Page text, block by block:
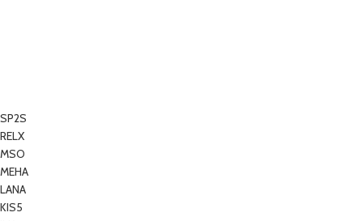
SP2S
RELX
MSO
MEHA
LANA
KIS5